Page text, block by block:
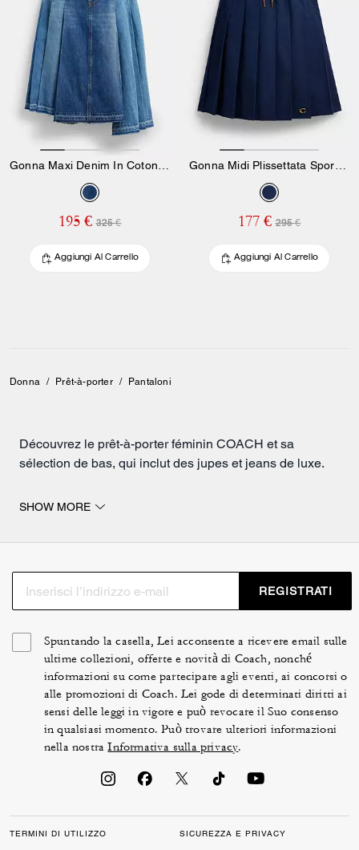
195 € 325 €
Aggiungi Al Carrello
177 € 295 €
Aggiungi Al Carrello
Donna / Prêt-à-porter / Pantaloni
Découvrez le prêt-à-porter féminin COACH et sa
sélection de bas, qui inclut des jupes et jeans de luxe.
différentes, en tricot structuré, tweed, cuir ou daim.
partir de coton biologique ou de jean recyclé. La
collection comporte des modèles élégants et modernes,
reflétant le savoir-faire unique de la maison.
SHOW MORE
REGISTRATI
Spuntando la casella, Lei acconsente a ricevere email sulle
ultime collezioni, offerte e novità di Coach, nonché
informazioni su come partecipare agli eventi, ai concorsi o
alle promozioni di Coach. Lei gode di determinati diritti ai
sensi delle leggi in vigore e può revocare il Suo consenso
in qualsiasi momento. Può trovare ulteriori informazioni
nella nostraInformativa sulla privacy.
TERMINI DI UTILIZZO SICUREZZA E PRIVACY